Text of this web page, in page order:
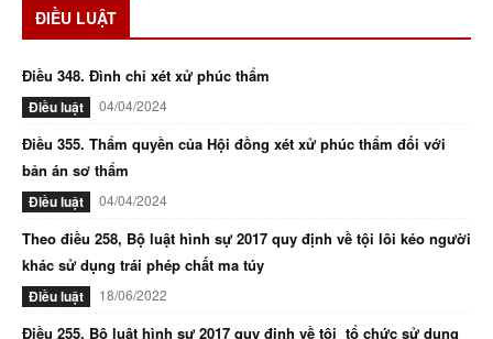
ĐIỀU LUẬT
Điều 348. Đình chỉ xét xử phúc thẩm
Điều luật 04/04/2024
Điều 355. Thẩm quyền của Hội đồng xét xử phúc thẩm đối với
bản án sơ thẩm
Điều luật 04/04/2024
Theo điều 258, Bộ luật hình sự 2017 quy định về tội lôi kéo người
khác sử dụng trái phép chất ma túy
Điều luật 18/06/2022
Điều 255, Bộ luật hình sự 2017 quy định về tội tổ chức sử dụng